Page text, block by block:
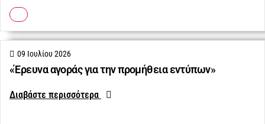
«Έρευνα αγοράς για την προμήθεια εντύπων»
09 Ιουλίου 2026
Διαβάστε περισσότερα